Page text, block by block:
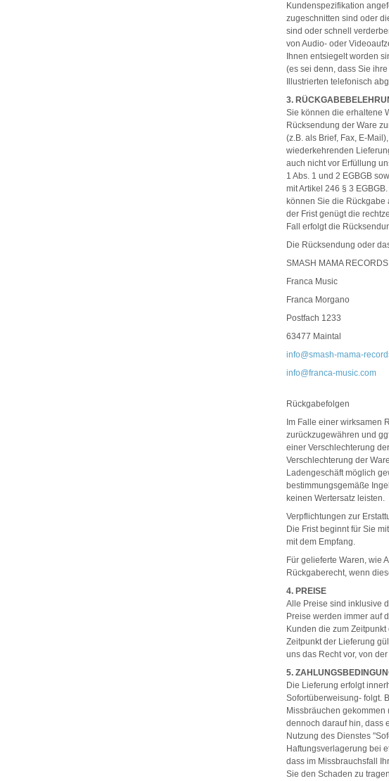
Kundenspezifikation
zugeschnitten sind oder
sind oder schnell
von Audio- oder
Ihnen entsiegelt worden
(es sei denn, dass Sie
Illustrierten telefonisch
3.
Sie können die erhaltene
Rücksendung der Ware
(z.B. als Brief, Fax, E-
wiederkehrenden
auch nicht vor Erfüllung
1 Abs. 1 und 2 EGBGB
mit Artikel 246 § 3
können Sie die Rückgabe
der Frist genügt die
Fall erfolgt die
Die Rücksendung oder
SMASH MAMA RECORDS
Franca Music
Franca Morgano
Postfach 1233
63477 Maintal
info@smash-mama-
info@franca-music.com
Rückgabefolgen
Im Falle einer wirksamen
zurückzugewähren und
einer Verschlechterung
Verschlechterung der
Ladengeschäft möglich
bestimmungsgemäße
keinen Wertersatz leisten.
Verpflichtungen zur
Die Frist beginnt für Sie
mit dem Empfang.
Für gelieferte Waren, wie
Rückgaberecht, wenn
4. PREISE
Alle Preise sind inklusive
Preise werden immer auf
Kunden die zum
Zeitpunkt der Lieferung
uns das Recht vor, von
5.
Die Lieferung erfolgt
Sofortüberweisung- folgt.
Missbräuchen
dennoch darauf hin, dass
Nutzung des Dienstes
Haftungsverlagerung bei
dass im Missbrauchsfall
Sie den Schaden zu